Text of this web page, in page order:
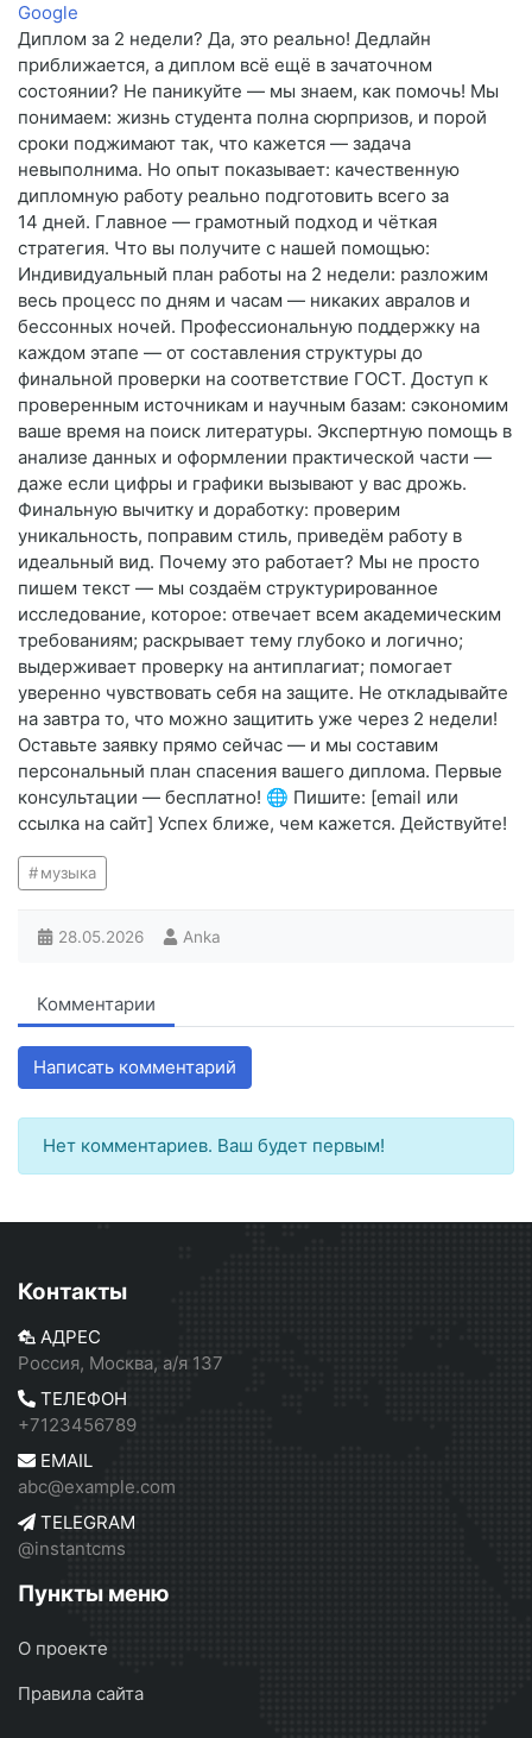
Google
Диплом за 2 недели? Да, это реально! Дедлайн
приближается, а диплом всё ещё в зачаточном
состоянии? Не паникуйте — мы знаем, как помочь! Мы
понимаем: жизнь студента полна сюрпризов, и порой
сроки поджимают так, что кажется — задача
невыполнима. Но опыт показывает: качественную
дипломную работу реально подготовить всего за
14 дней. Главное — грамотный подход и чёткая
стратегия. Что вы получите с нашей помощью:
Индивидуальный план работы на 2 недели: разложим
весь процесс по дням и часам — никаких авралов и
бессонных ночей. Профессиональную поддержку на
каждом этапе — от составления структуры до
финальной проверки на соответствие ГОСТ. Доступ к
проверенным источникам и научным базам: сэкономим
ваше время на поиск литературы. Экспертную помощь в
анализе данных и оформлении практической части —
даже если цифры и графики вызывают у вас дрожь.
Финальную вычитку и доработку: проверим
уникальность, поправим стиль, приведём работу в
идеальный вид. Почему это работает? Мы не просто
пишем текст — мы создаём структурированное
исследование, которое: отвечает всем академическим
требованиям; раскрывает тему глубоко и логично;
выдерживает проверку на антиплагиат; помогает
уверенно чувствовать себя на защите. Не откладывайте
на завтра то, что можно защитить уже через 2 недели!
Оставьте заявку прямо сейчас — и мы составим
персональный план спасения вашего диплома. Первые
консультации — бесплатно! 🌐 Пишите: [email или
ссылка на сайт] Успех ближе, чем кажется. Действуйте!
музыка
28.05.2026 Anka
Комментарии
Написать комментарий
Нет комментариев. Ваш будет первым!
Контакты
АДРЕС
Россия, Москва, а/я 137
ТЕЛЕФОН
+7123456789
EMAIL
abc@example.com
TELEGRAM
@instantcms
Пункты меню
О проекте
Правила сайта